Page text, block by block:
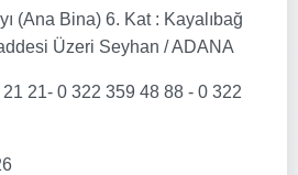
(Ana Bina) 6. Kat : Kayalıbağ
Üzeri Seyhan / ADANA
21- 0 322 359 48 88 - 0 322